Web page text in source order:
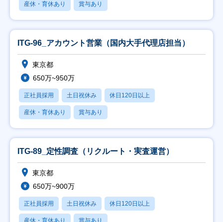
産休・育休あり 賞与あり
ITG-96_アカウント営業（国内大手代理店担当）
東京都
650万~950万
正社員採用 土日祝休み 休日120日以上
産休・育休あり 賞与あり
ITG-89_定性調査（リクルート・実査運営）
東京都
650万~900万
正社員採用 土日祝休み 休日120日以上
産休・育休あり 賞与あり